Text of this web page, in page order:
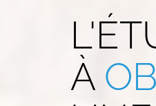
À